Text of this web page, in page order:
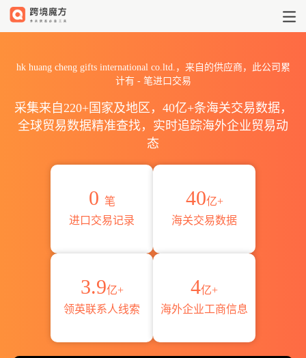
hk huang cheng gifts international co.ltd.，来自的供应商，此公司累
计有 -笔进口交易
采集来自220+国家及地区，40亿+条海关交易数据，
全球贸易数据精准查找，实时追踪海外企业贸易动
态
0 笔
进口交易记录
40亿+
海关交易数据
3.9亿+
领英联系人线索
4亿+
海外企业工商信息